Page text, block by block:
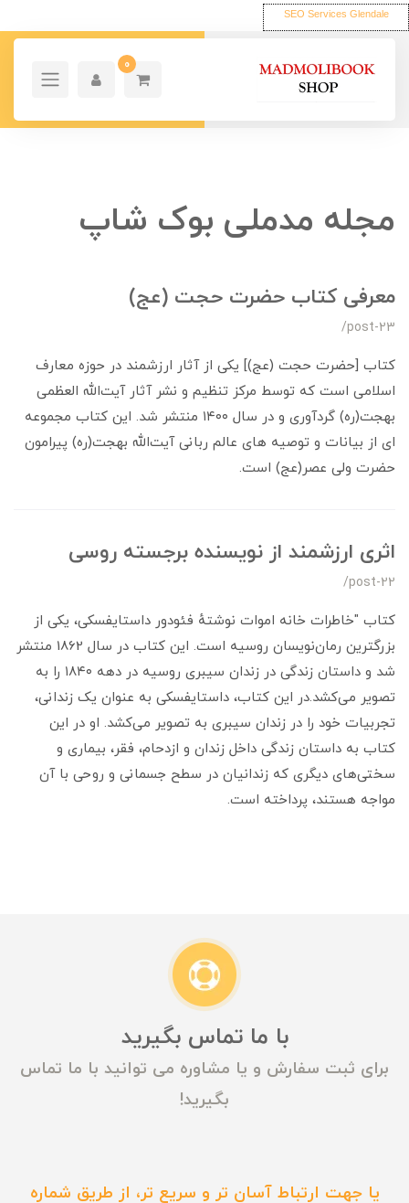
SEO Services Glendale
0
مجله مدملی بوک شاپ
معرفی کتاب حضرت حجت (عج)
/post-23
کتاب [حضرت حجت (عج)] یکی از آثار ارزشمند در حوزه معارف
اسلامی است که توسط مرکز تنظیم و نشر آثار آیت‌الله العظمی
بهجت(ره) گردآوری و در سال ۱۴۰۰ منتشر شد. این کتاب مجموعه
ای از بیانات و توصیه های عالم ربانی آیت‌الله بهجت(ره) پیرامون
حضرت ولی عصر(عج) است.
اثری ارزشمند از نویسنده برجسته‌ روسی
/post-22
کتاب "خاطرات خانه اموات نوشتهٔ فئودور داستایفسکی، یکی از
بزرگترین رمان‌نویسان روسیه است. این کتاب در سال 1862 منتشر
شد و داستان زندگی در زندان سیبری روسیه در دهه ۱۸۴۰ را به
تصویر می‌کشد.در این کتاب، داستایفسکی به عنوان یک زندانی،
تجربیات خود را در زندان سیبری به تصویر می‌کشد. او در این
کتاب به داستان زندگی داخل زندان و ازدحام، فقر، بیماری و
سختی‌های دیگری که زندانیان در سطح جسمانی و روحی با آن
مواجه هستند، پرداخته است.
با ما تماس بگیرید
برای ثبت سفارش و یا مشاوره می توانید با ما تماس
بگیرید!
یا جهت ارتباط آسان تر و سریع تر، از طریق شماره